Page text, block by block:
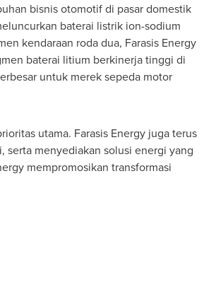
bisnis otomotif di pasar domestik
baterai listrik ion-sodium
kendaraan roda dua, Farasis Energy
baterai litium berkinerja tinggi di
untuk merek sepeda motor
utama. Farasis Energy juga terus
serta menyediakan solusi energi yang
mempromosikan transformasi